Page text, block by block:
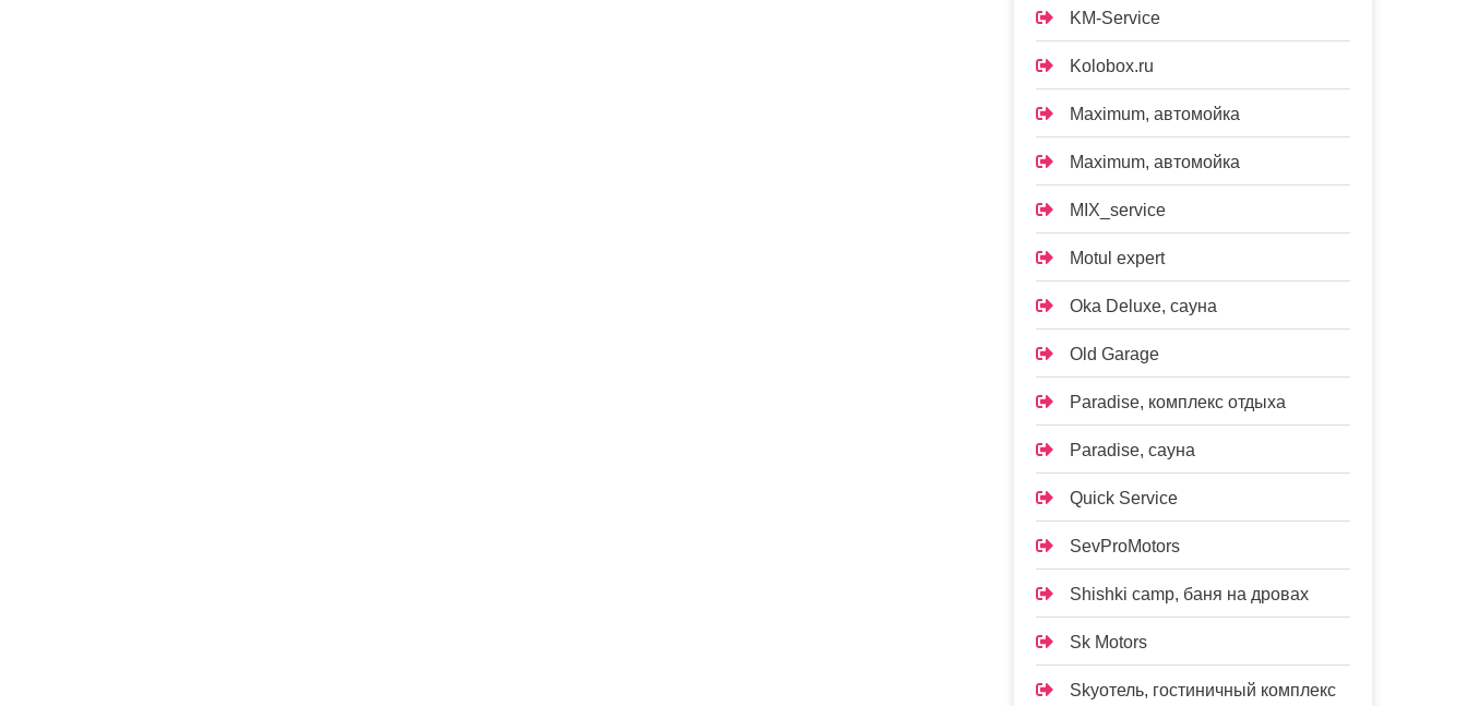
KM-Service
Kolobox.ru
Maximum, автомойка
Maximum, автомойка
MIX_service
Motul expert
Oka Deluxe, сауна
Old Garage
Paradise, комплекс отдыха
Paradise, сауна
Quick Service
SevProMotors
Shishki camp, баня на дровах
Sk Motors
Skyотель, гостиничный комплекс